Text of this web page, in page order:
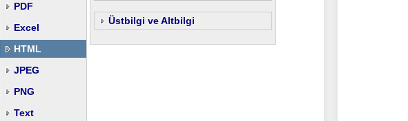
PDF
Excel
HTML
JPEG
PNG
Text
Üstbilgi ve Altbilgi